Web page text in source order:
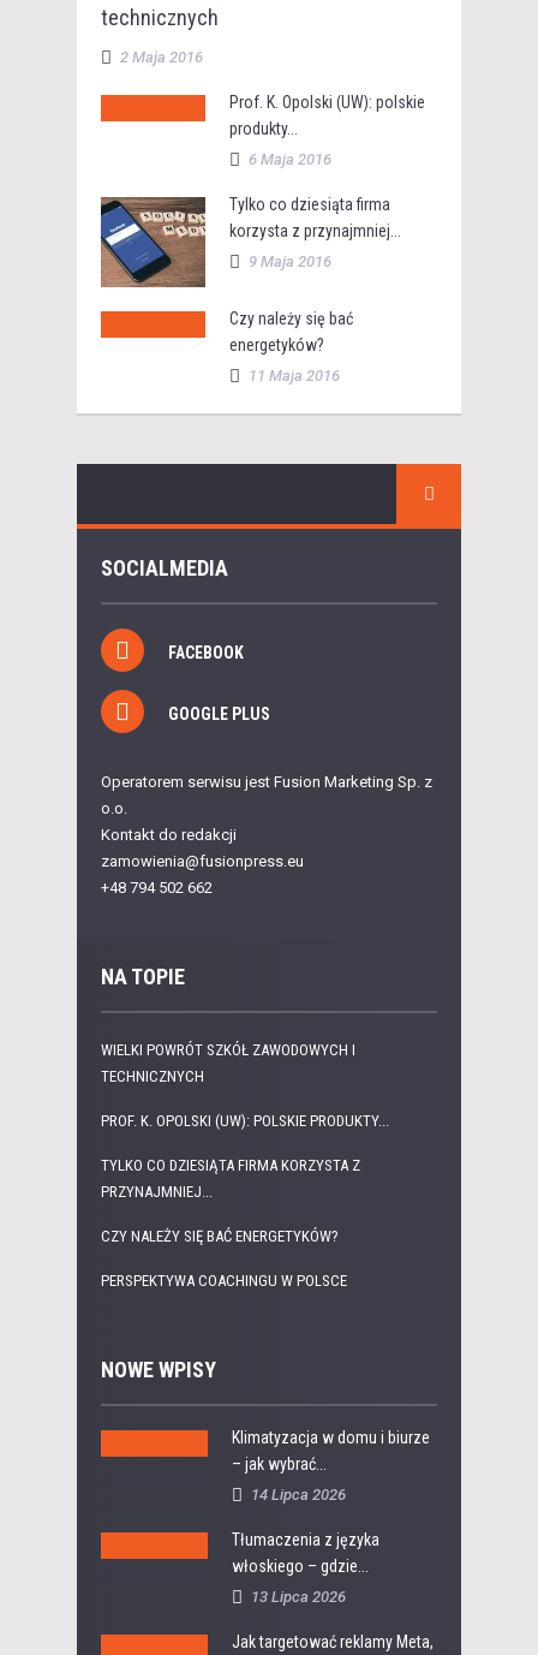
technicznych
2 Maja 2016
Prof. K. Opolski (UW): polskie
produkty...
6 Maja 2016
Tylko co dziesiąta firma
korzysta z przynajmniej...
9 Maja 2016
Czy należy się bać
energetyków?
11 Maja 2016
SOCIALMEDIA
FACEBOOK
GOOGLE PLUS
Operatorem serwisu jest Fusion Marketing Sp. z
o.o.
Kontakt do redakcji
zamowienia@fusionpress.eu
+48 794 502 662
NA TOPIE
WIELKI POWRÓT SZKÓŁ ZAWODOWYCH I
TECHNICZNYCH
PROF. K. OPOLSKI (UW): POLSKIE PRODUKTY...
TYLKO CO DZIESIĄTA FIRMA KORZYSTA Z
PRZYNAJMNIEJ...
CZY NALEŻY SIĘ BAĆ ENERGETYKÓW?
PERSPEKTYWA COACHINGU W POLSCE
NOWE WPISY
Klimatyzacja w domu i biurze
– jak wybrać...
14 Lipca 2026
Tłumaczenia z języka
włoskiego – gdzie...
13 Lipca 2026
Jak targetować reklamy Meta,